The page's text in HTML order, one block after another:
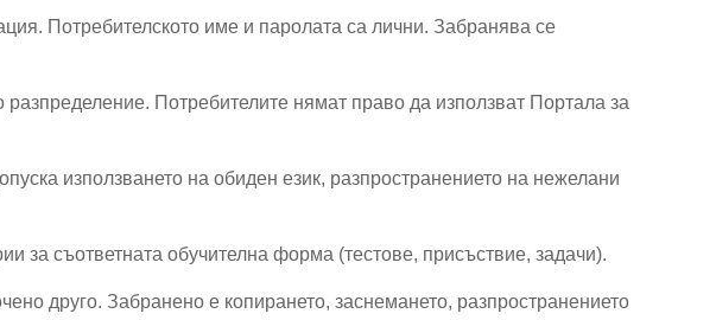
Потребителското име и паролата са лични. Забранява се
Потребителите нямат право да използват Портала за
използването на обиден език, разпространението на нежелани
за съответната обучителна форма (тестове, присъствие, задачи).
друго. Забранено е копирането, заснемането, разпространението